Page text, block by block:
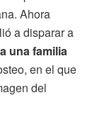
Ahora
a disparar a
una familia
en el que
del